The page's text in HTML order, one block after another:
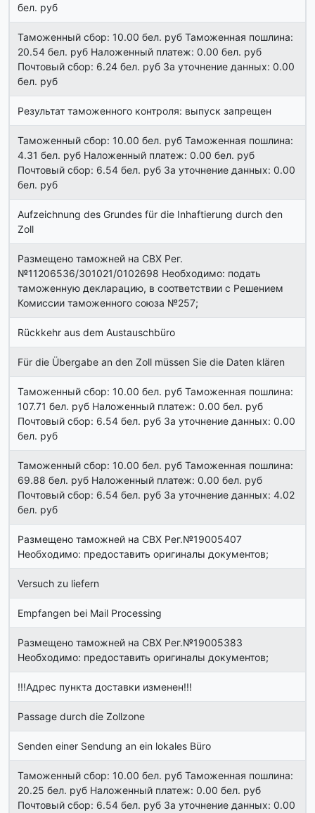
бел. руб
Таможенный сбор: 10.00 бел. руб Таможенная пошлина:
20.54 бел. руб Наложенный платеж: 0.00 бел. руб
Почтовый сбор: 6.24 бел. руб За уточнение данных: 0.00
бел. руб
Результат таможенного контроля: выпуск запрещен
Таможенный сбор: 10.00 бел. руб Таможенная пошлина:
4.31 бел. руб Наложенный платеж: 0.00 бел. руб
Почтовый сбор: 6.54 бел. руб За уточнение данных: 0.00
бел. руб
Aufzeichnung des Grundes für die Inhaftierung durch den
Zoll
Размещено таможней на СВХ Рег.
№11206536/301021/0102698 Необходимо: подать
таможенную декларацию, в соответствии с Решением
Комиссии таможенного союза №257;
Rückkehr aus dem Austauschbüro
Für die Übergabe an den Zoll müssen Sie die Daten klären
Таможенный сбор: 10.00 бел. руб Таможенная пошлина:
107.71 бел. руб Наложенный платеж: 0.00 бел. руб
Почтовый сбор: 6.54 бел. руб За уточнение данных: 0.00
бел. руб
Таможенный сбор: 10.00 бел. руб Таможенная пошлина:
69.88 бел. руб Наложенный платеж: 0.00 бел. руб
Почтовый сбор: 6.54 бел. руб За уточнение данных: 4.02
бел. руб
Размещено таможней на СВХ Рег.№19005407
Необходимо: предоставить оригиналы документов;
Versuch zu liefern
Empfangen bei Mail Processing
Размещено таможней на СВХ Рег.№19005383
Необходимо: предоставить оригиналы документов;
!!!Адрес пункта доставки изменен!!!
Passage durch die Zollzone
Senden einer Sendung an ein lokales Büro
Таможенный сбор: 10.00 бел. руб Таможенная пошлина:
20.25 бел. руб Наложенный платеж: 0.00 бел. руб
Почтовый сбор: 6.54 бел. руб За уточнение данных: 0.00